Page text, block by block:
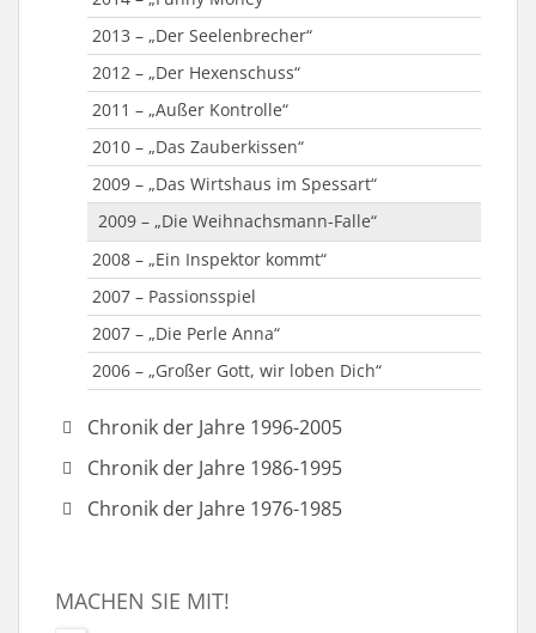
2013 – „Der Seelenbrecher“
2012 – „Der Hexenschuss“
2011 – „Außer Kontrolle“
2010 – „Das Zauberkissen“
2009 – „Das Wirtshaus im Spessart“
2009 – „Die Weihnachsmann-Falle“
2008 – „Ein Inspektor kommt“
2007 – Passionsspiel
2007 – „Die Perle Anna“
2006 – „Großer Gott, wir loben Dich“
Chronik der Jahre 1996-2005
2005 – „Der Wahlk(r)ampf“
2005 – „Hugo“ oder „Ein Mann für Mama!“
2002 – „Da waren’s nur noch neun“
Chronik der Jahre 1986-1995
1995 – „Der Neurosenkavalier“
Chronik der Jahre 1976-1985
MACHEN SIE MIT!